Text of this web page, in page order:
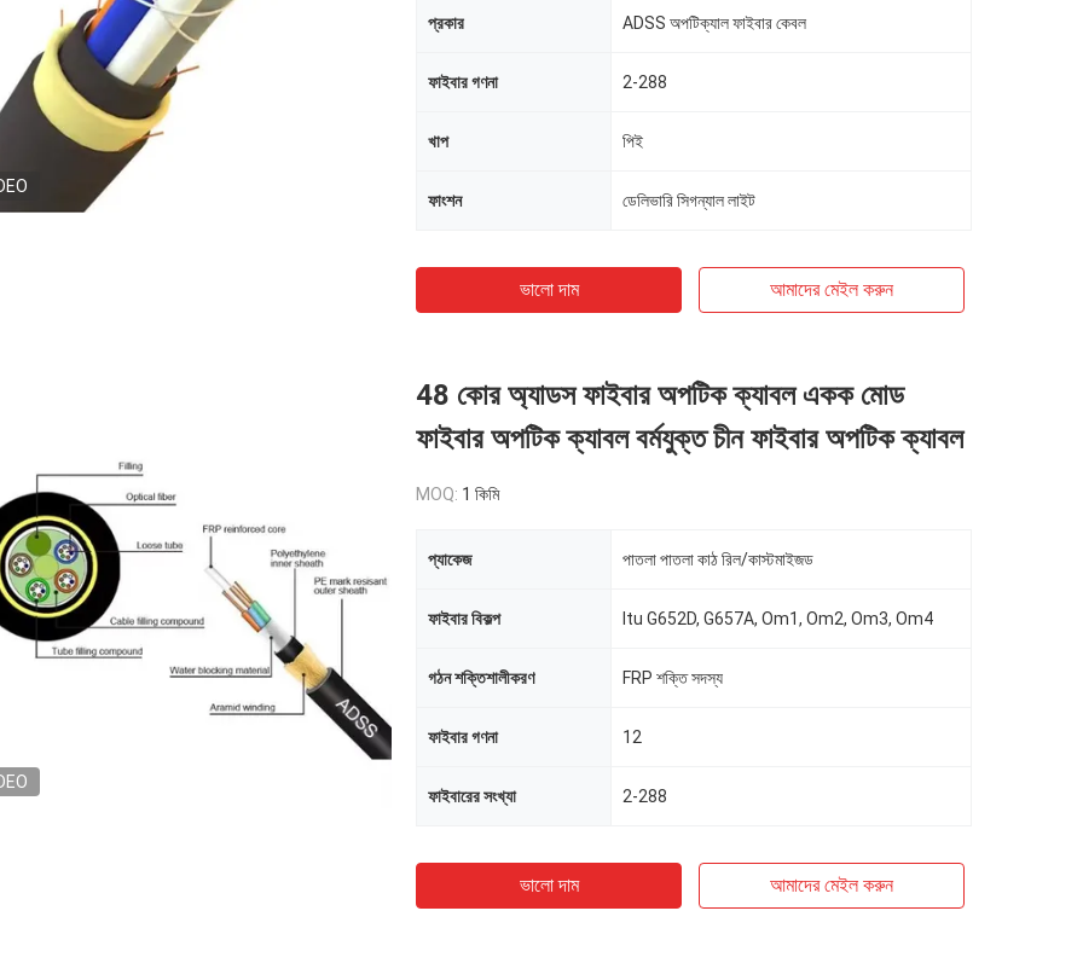
প্রকার ADSS অপটিক্যাল ফাইবার কেবল
ফাইবার গণনা 2-288
খাপ পিই
ফাংশন ডেলিভারি সিগন্যাল লাইট
ভালো দাম আমাদের মেইল ​​করুন
48 কোর অ্যাডস ফাইবার অপটিক ক্যাবল একক মোড
ফাইবার অপটিক ক্যাবল বর্মযুক্ত চীন ফাইবার অপটিক ক্যাবল
MOQ: 1 কিমি
প্যাকেজ পাতলা পাতলা কাঠ রিল/কাস্টমাইজড
ফাইবার বিকল্প Itu G652D, G657A, Om1, Om2, Om3, Om4
গঠন শক্তিশালীকরণ FRP শক্তি সদস্য
ফাইবার গণনা 12
ফাইবারের সংখ্যা 2-288
ভালো দাম আমাদের মেইল ​​করুন